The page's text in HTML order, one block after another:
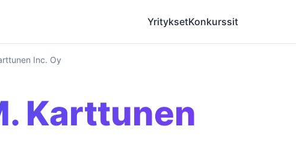
YrityksetKonkurssit
Inc. Oy
Karttunen